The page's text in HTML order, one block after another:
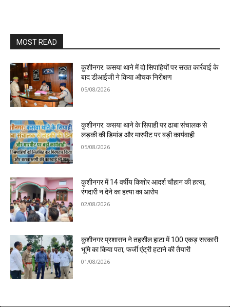
MOST READ
कुशीनगर: कसया थाने में दो सिपाहियों पर सख्त कार्रवाई के
बाद डीआईजी ने किया औचक निरीक्षण
05/08/2026
कुशीनगर: कसया थाने के सिपाही पर ढाबा संचालक से
लड़की की डिमांड और मारपीट पर बड़ी कार्यवाही
05/08/2026
कुशीनगर में 14 वर्षीय किशोर आदर्श चौहान की हत्या,
रंगदारी न देने का हत्या का आरोप
02/08/2026
कुशीनगर प्रशासन ने तहसील हाटा में 100 एकड़ सरकारी
भूमि का किया पता, फर्जी एंट्री हटाने की तैयारी
01/08/2026